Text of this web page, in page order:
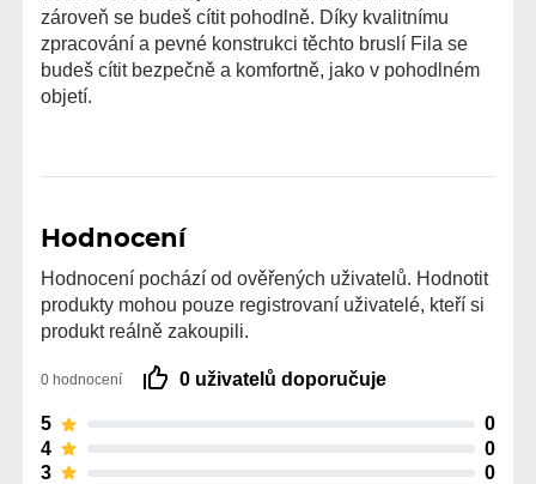
zároveň se budeš cítit pohodlně. Díky kvalitnímu
zpracování a pevné konstrukci těchto bruslí Fila se
budeš cítit bezpečně a komfortně, jako v pohodlném
objetí.
Hodnocení
Hodnocení pochází od ověřených uživatelů. Hodnotit
produkty mohou pouze registrovaní uživatelé, kteří si
produkt reálně zakoupili.
0 hodnocení 0 uživatelů doporučuje
5
0
4
0
3
0